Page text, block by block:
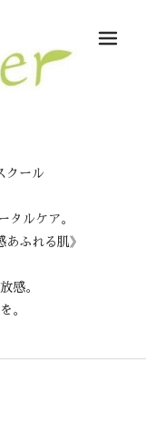
クール
タルケア。
あふれる肌》
感。
。